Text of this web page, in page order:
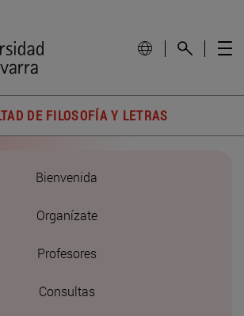
DE FILOSOFÍA Y LETRAS
Bienvenida
Organízate
Profesores
Consultas